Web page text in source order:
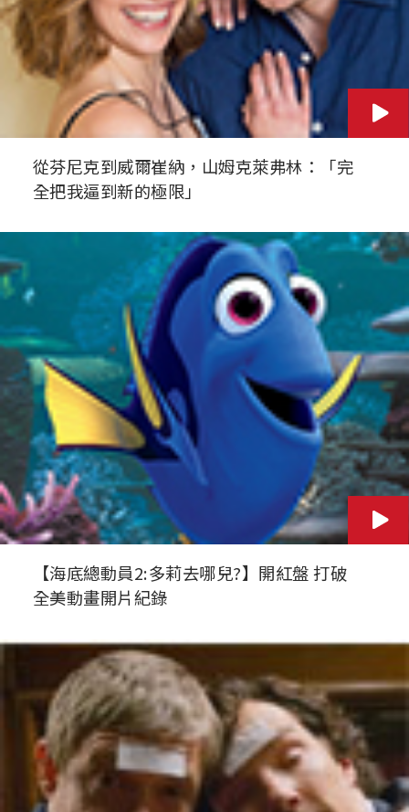
從芬尼克到威爾崔納，山姆克萊弗林：「完
全把我逼到新的極限」
【海底總動員2:多莉去哪兒?】開紅盤 打破
全美動畫開片紀錄